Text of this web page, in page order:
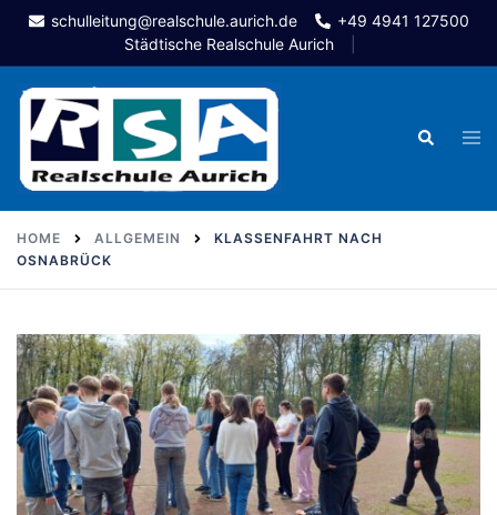
Skip
content
schulleitung@realschule.aurich.de
+49 4941 127500
Städtische Realschule Aurich
Search
HOME ALLGEMEIN
KLASSENFAHRT NACH
OSNABRÜCK